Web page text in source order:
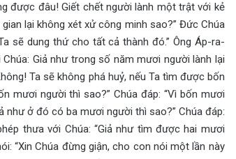
được đâu! Giết chết người lành một trật với kẻ
lại không xét xử công minh sao?” Đức Chúa
sẽ dung thứ cho tất cả thành đó.” Ông Áp-ra-
Giả như trong số năm mươi người lành lại
Ta sẽ không phá huỷ, nếu Ta tìm được bốn
mươi người thì sao?” Chúa đáp: “Vì bốn mươi
như ở đó có ba mươi người thì sao?” Chúa đáp:
thưa với Chúa: “Giả như tìm được hai mươi
“Xin Chúa đừng giận, cho con nói một lần này